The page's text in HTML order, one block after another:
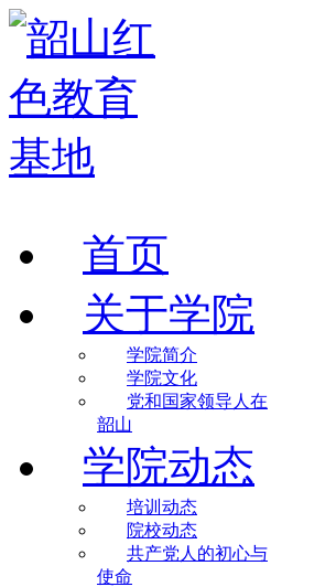
首页
关于学院
学院简介
学院文化
党和国家领导人在
韶山
学院动态
培训动态
院校动态
共产党人的初心与
使命